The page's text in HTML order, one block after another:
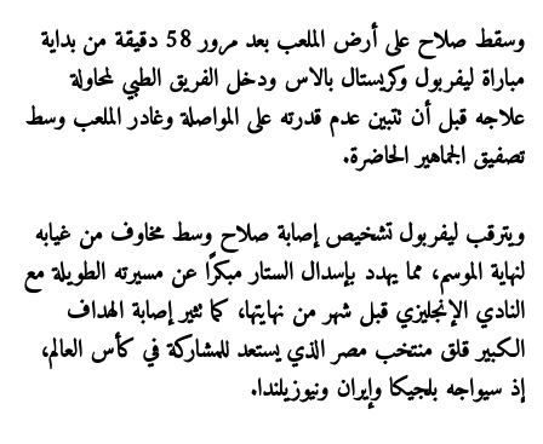
وسقط صلاح على أرض الملعب بعد مرور 58 دقيقة من بداية
مباراة ليفربول وكريستال بالاس ودخل الفريق الطبي لمحاولة
علاجه قبل أن تتبين عدم قدرته على المواصلة وغادر الملعب وسط
تصفيق الجماهير الحاضرة.
ويترقب ليفربول تشخيص إصابة صلاح وسط مخاوف من غيابه
لنهاية الموسم، مما يهدد بإسدال الستار مبكرًا عن مسيرته الطويلة مع
النادي الإنجليزي قبل شهر من نهايتها، كما تثير إصابة الهداف
الكبير قلق منتخب مصر الذي يستعد للمشاركة في كأس العالم،
إذ سيواجه بلجيكا وإيران ونيوزيلندا.